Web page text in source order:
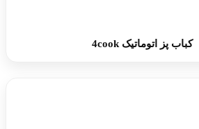
کباب پز اتوماتیک 4cook